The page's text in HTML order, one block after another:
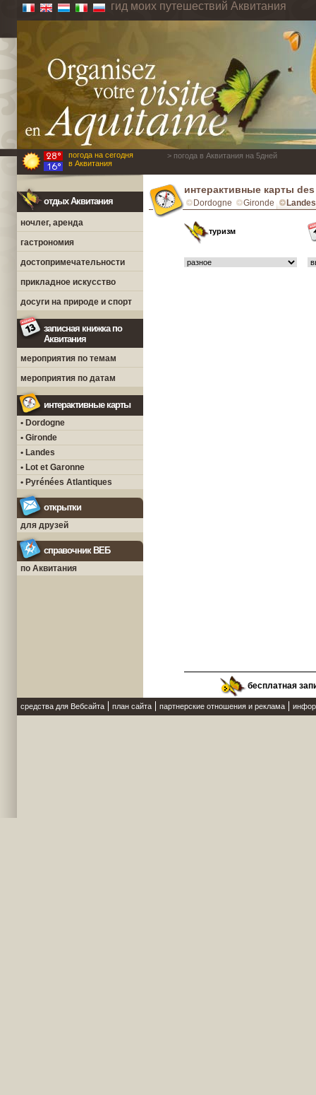
гид моих путешествий Аквитания
погода на сегодня
в Аквитания
> погода в Аквитания на 5дней
отдых Аквитания
ночлег, аренда
гастрономия
достопримечательности
прикладное искусство
досуги на природе и спорт
записная книжка по
Аквитания
мероприятия по темам
мероприятия по датам
интерактивные карты
• Dordogne
• Gironde
• Landes
• Lot et Garonne
• Pyrénées Atlantiques
открытки
для друзей
справочник ВЕБ
по Аквитания
интерактивные карты
Dordogne Gironde Landes
туризм
бесплатная
средства для Вебсайта план сайта партнерские отношения и реклама